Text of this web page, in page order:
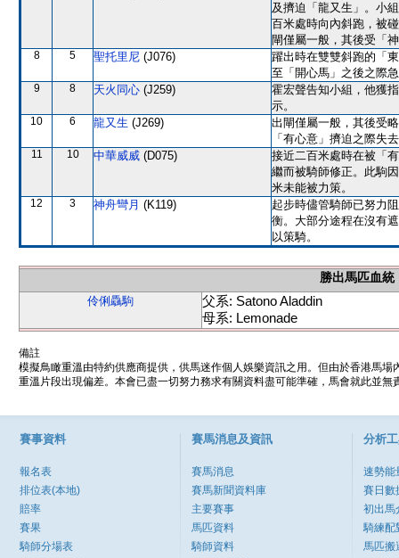
及擠迫「龍又生」。小
百米處時向內斜跑，被
閘僅屬一般，其後受「
8 5 聖托里尼 (J076)
躍出時在雙雙斜跑的「
至「開心馬」之後之際
9 8 天火同心 (J259)
霍宏聲告知小組，他獲
示。
10 6 龍又生 (J269)
出閘僅屬一般，其後受
「有心意」擠迫之際失
11 10 中華威威 (D075)
接近二百米處時在被「
繼而被騎師修正。此駒
米未能被力策。
12 3 神舟彎月 (K119)
起步時儘管騎師已努力
衡。大部分途程在沒有
以策騎。
勝出馬匹血統
伶俐驫駒
父系: Satono Aladdin
母系: Lemonade
備註
模擬鳥瞰重溫由特約供應商提供，供馬迷作個人娛樂資訊之用。但由於香港馬
重溫片段出現偏差。本會已盡一切努力務求有關資料盡可能準確，馬會就此並
賽事資料
報名表
排位表(本地)
賠率
賽果
騎師分場表
賽馬消息及資訊
賽馬消息
賽馬新聞資料庫
主要賽事
馬匹資料
騎師資料
分析
速勢能
賽日數
初出馬
騎練配
馬匹搬